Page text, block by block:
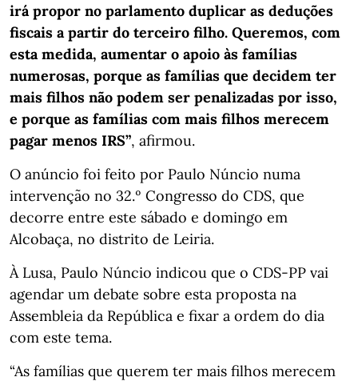
irá propor no parlamento duplicar as deduções
fiscais a partir do terceiro filho. Queremos, com
esta medida, aumentar o apoio às famílias
numerosas, porque as famílias que decidem ter
mais filhos não podem ser penalizadas por isso,
e porque as famílias com mais filhos merecem
pagar menos IRS”, afirmou.
O anúncio foi feito por Paulo Núncio numa
intervenção no 32.º Congresso do CDS, que
decorre entre este sábado e domingo em
Alcobaça, no distrito de Leiria.
À Lusa, Paulo Núncio indicou que o CDS-PP vai
agendar um debate sobre esta proposta na
Assembleia da República e fixar a ordem do dia
com este tema.
“As famílias que querem ter mais filhos merecem